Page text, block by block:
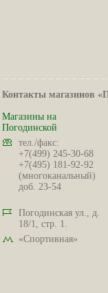
Контакты магазинов
Магазины на
Погодинской
тел./факс:
+7(499) 245-30-68
+7(495) 181-92-92
(многоканальный)
доб. 23-54
Погодинская ул., д.
18/1, стр. 1.
«Спортивная»